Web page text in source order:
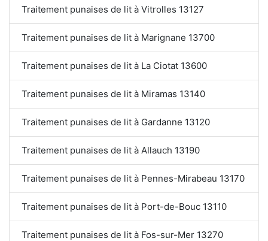
Traitement punaises de lit à Vitrolles 13127
Traitement punaises de lit à Marignane 13700
Traitement punaises de lit à La Ciotat 13600
Traitement punaises de lit à Miramas 13140
Traitement punaises de lit à Gardanne 13120
Traitement punaises de lit à Allauch 13190
Traitement punaises de lit à Pennes-Mirabeau 13170
Traitement punaises de lit à Port-de-Bouc 13110
Traitement punaises de lit à Fos-sur-Mer 13270